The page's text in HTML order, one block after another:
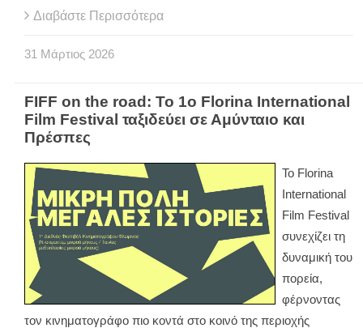
Διαβάστε Περισσότερα
31 Μάρτιος 2026
FIFF on the road: Το 1ο Florina International
Film Festival ταξιδεύει σε Αμύνταιο και
Πρέσπες
Το Florina
International
Film Festival
συνεχίζει τη
δυναμική του
πορεία,
φέρνοντας
τον κινηματογράφο πιο κοντά στο κοινό της περιοχής